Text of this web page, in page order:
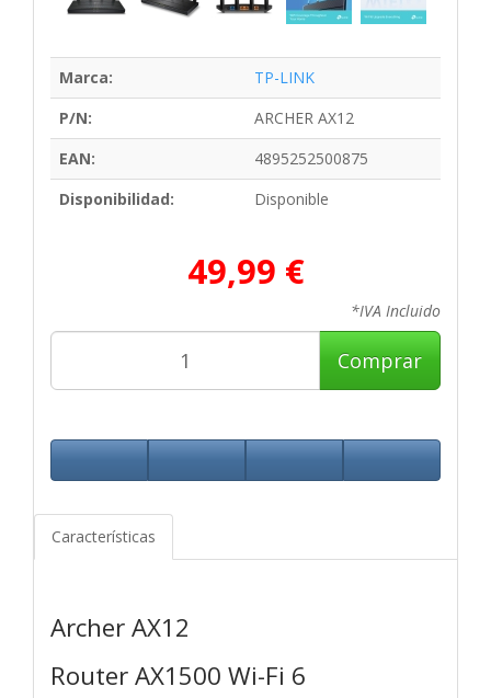
Marca:
TP-LINK
P/N:
ARCHER AX12
EAN:
4895252500875
Disponibilidad:
Disponible
49,99 €
*IVA Incluido
Comprar
Características
Archer AX12
Router AX1500 Wi-Fi 6